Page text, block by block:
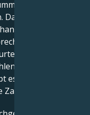
um ihre
es sich um eine
ist diese
Aber wenn
liegt es in
eine
es zwei